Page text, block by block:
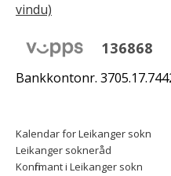
vindu)
136868
Bankkontonr.
Kalendar for Leikanger sokn
Leikanger sokneråd
Konfirmant i Leikanger sokn